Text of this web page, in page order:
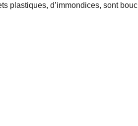
plastiques, d’immondices, sont